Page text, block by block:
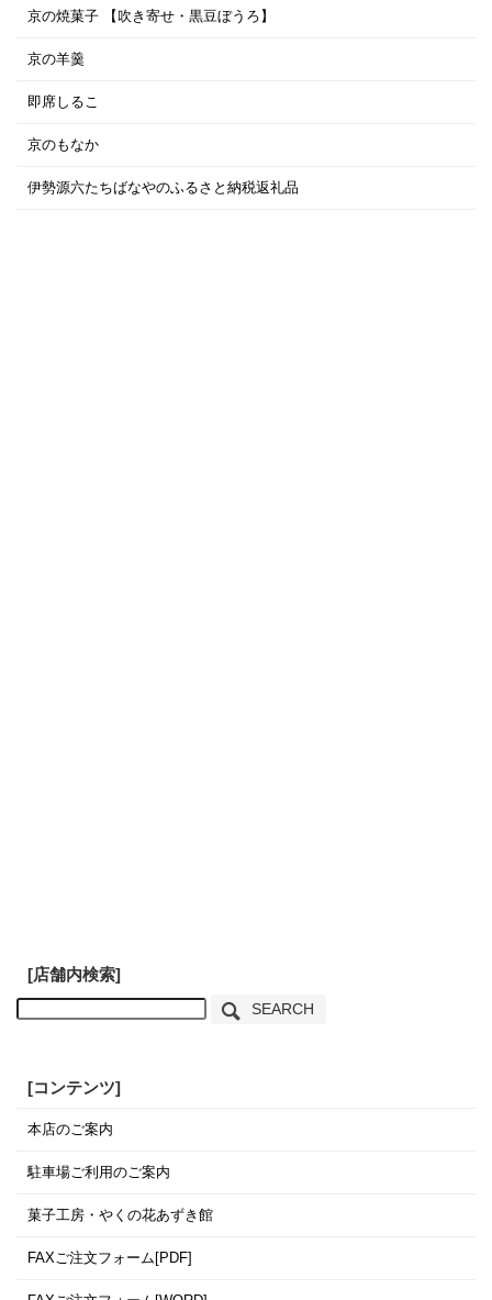
京の焼菓子 【吹き寄せ・黒豆ぼうろ】
京の羊羹
即席しるこ
京のもなか
伊勢源六たちばなやのふるさと納税返礼品
[店舗内検索]
SEARCH
[コンテンツ]
本店のご案内
駐車場ご利用のご案内
菓子工房・やくの花あずき館
FAXご注文フォーム[PDF]